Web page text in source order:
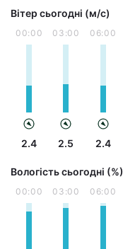
Вітер сьогодні (м/с)
00:00
2.4
03:00
2.5
06:00
2.4
Вологість сьогодні (%)
00:00 03:00 06:00